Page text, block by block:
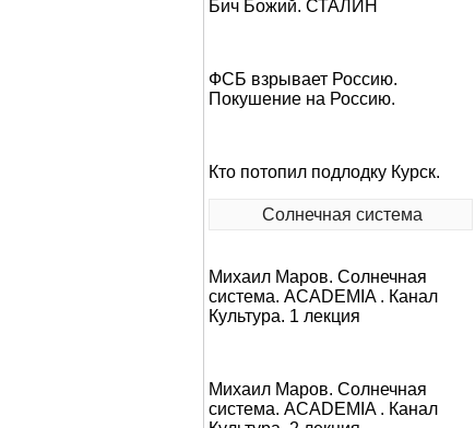
Бич Божий. СТАЛИН
ФСБ взрывает Россию.
Покушение на Россию.
Кто потопил подлодку Курск.
Солнечная система
Михаил Маров. Солнечная
система. ACADEMIA . Канал
Культура. 1 лекция
Михаил Маров. Солнечная
система. ACADEMIA . Канал